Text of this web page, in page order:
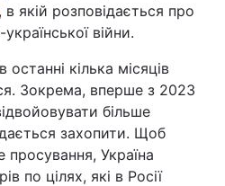
в якій розповідається про
війни.
кілька місяців
Зокрема, вперше з 2023
більше
захопити. Щоб
просування, Україна
по цілях, які в Росії